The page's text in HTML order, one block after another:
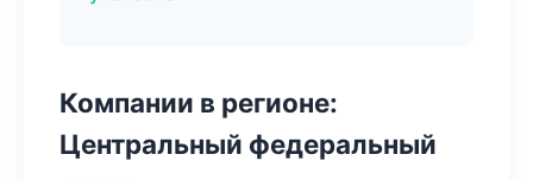
Компании в регионе:
Центральный федеральный